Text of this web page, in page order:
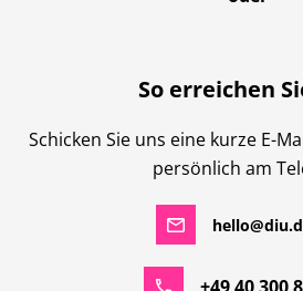
So erreichen
Schicken Sie uns eine kurze E-
persönlich am